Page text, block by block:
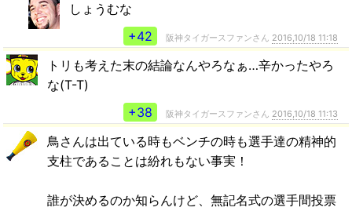
しょうむな
+42
阪神タイガースファンさん 2016,10/18 11:18
トリも考えた末の結論なんやろなぁ…辛かったやろ
な(T-T)
+38
阪神タイガースファンさん 2016,10/18 11:13
鳥さんは出ている時もベンチの時も選手達の精神的
支柱であることは紛れもない事実！
誰が決めるのか知らんけど、無記名式の選手間投票